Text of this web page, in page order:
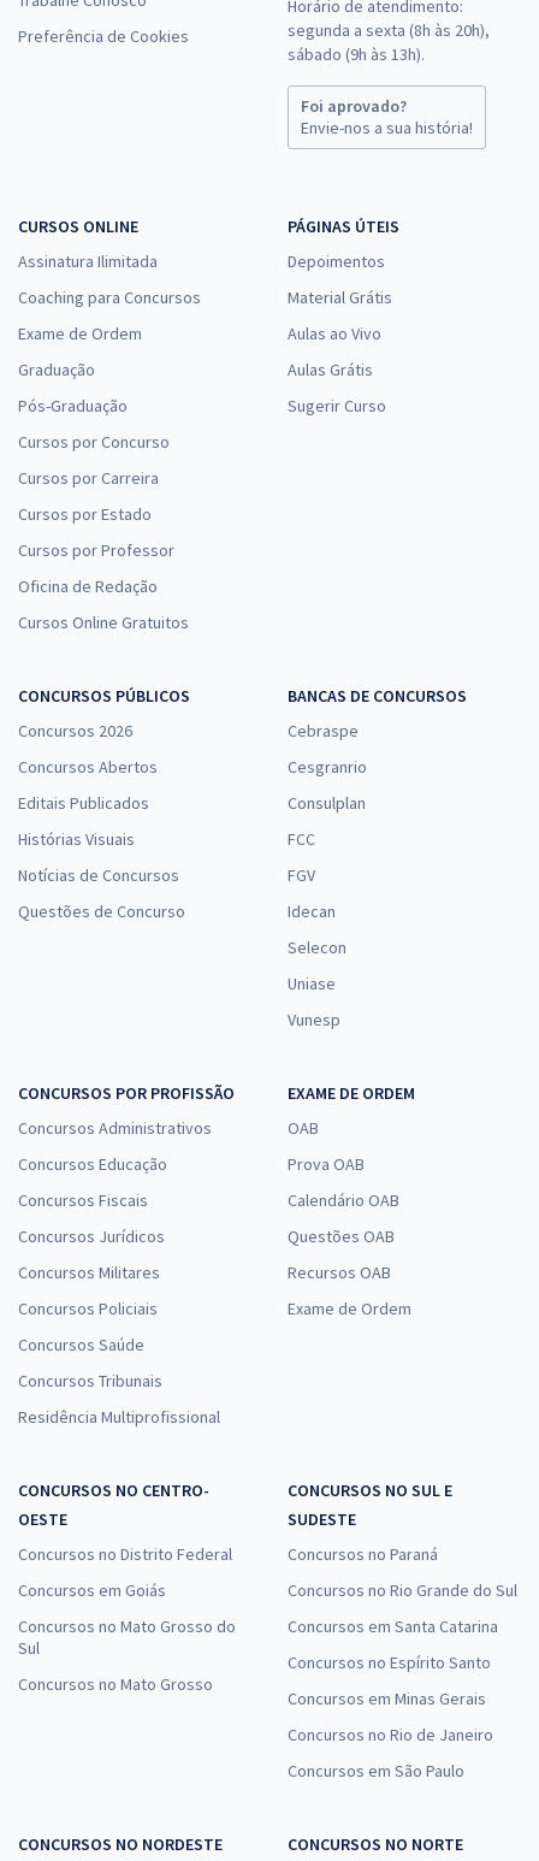
Preferência de Cookies
Horário de atendimento:
segunda a sexta (8h às 20h),
sábado (9h às 13h).
Foi aprovado?
Envie-nos a sua história!
CURSOS ONLINE
Assinatura Ilimitada
Coaching para Concursos
Exame de Ordem
Graduação
Pós-Graduação
Cursos por Concurso
Cursos por Carreira
Cursos por Estado
Cursos por Professor
Oficina de Redação
Cursos Online Gratuitos
PÁGINAS ÚTEIS
Depoimentos
Material Grátis
Aulas ao Vivo
Aulas Grátis
Sugerir Curso
CONCURSOS PÚBLICOS
Concursos 2026
Concursos Abertos
Editais Publicados
Histórias Visuais
Notícias de Concursos
Questões de Concurso
BANCAS DE CONCURSOS
Cebraspe
Cesgranrio
Consulplan
FCC
FGV
Idecan
Selecon
Uniase
Vunesp
CONCURSOS POR PROFISSÃO
Concursos Administrativos
Concursos Educação
Concursos Fiscais
Concursos Jurídicos
Concursos Militares
Concursos Policiais
Concursos Saúde
Concursos Tribunais
Residência Multiprofissional
EXAME DE ORDEM
OAB
Prova OAB
Calendário OAB
Questões OAB
Recursos OAB
Exame de Ordem
CONCURSOS NO CENTRO-
OESTE
Concursos no Distrito Federal
Concursos em Goiás
Concursos no Mato Grosso do
Sul
Concursos no Mato Grosso
CONCURSOS NO SUL E
SUDESTE
Concursos no Paraná
Concursos no Rio Grande do Sul
Concursos em Santa Catarina
Concursos no Espírito Santo
Concursos em Minas Gerais
Concursos no Rio de Janeiro
Concursos em São Paulo
CONCURSOS NO NORDESTE
CONCURSOS NO NORTE